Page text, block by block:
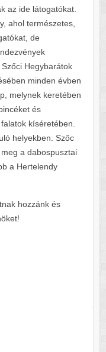
az ide látogatókat.
ahol természetes,
de
Hegybarátok
minden évben
melynek keretében
és
kíséretében.
helyekben. Szőc
a dabospusztai
a Hertelendy
hozzánk és